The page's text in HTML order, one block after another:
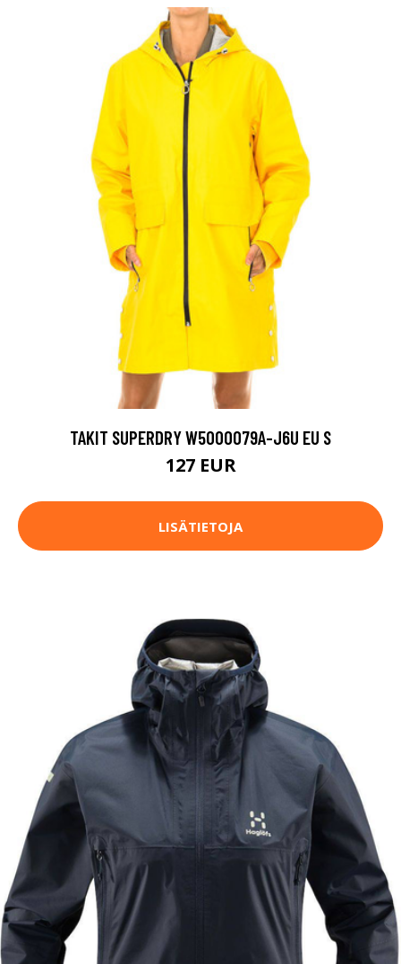
TAKIT SUPERDRY W5000079A-J6U EU S
127 EUR
LISÄTIETOJA